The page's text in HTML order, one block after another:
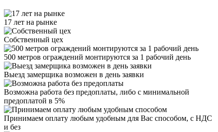
17 лет на рынке
Собственный цех
500 метров ограждений монтируются за 1 рабочий день
Выезд замерщика возможен в день заявки
Возможна работа без предоплаты, либо с минимальной
предоплатой в 5%
Принимаем оплату любым удобным для Вас способом, с НДС
и без